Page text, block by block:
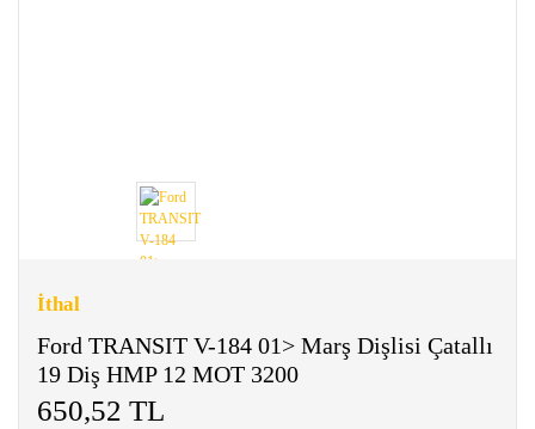
İthal
Ford TRANSIT V-184 01> Marş Dişlisi Çatallı
19 Diş HMP 12 MOT 3200
650,52 TL